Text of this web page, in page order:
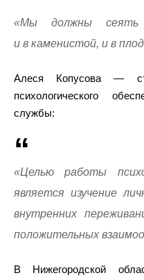
«Мы должны
и в каменистой, и в
Алеся Копусова —
психологического
службы:
«Целью работы
является изучение
внутренних
положительных
В Нижегородской